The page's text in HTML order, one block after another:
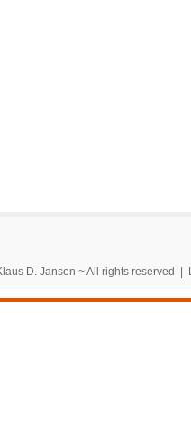
D. Jansen ~ All rights reserved